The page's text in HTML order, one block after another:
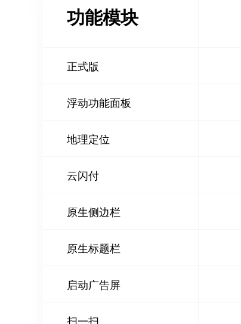
功能模块
正式版
浮动功能面板
地理定位
云闪付
原生侧边栏
原生标题栏
启动广告屏
扫一扫